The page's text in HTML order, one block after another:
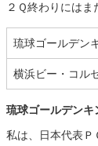
２Ｑ終わりには
琉球ゴールデン
横浜ビー・コル
琉球ゴールデンキ
私は、日本代表Ｐ